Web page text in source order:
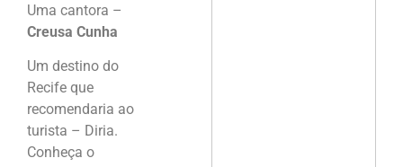
Uma cantora –
Creusa Cunha
Um destino do
Recife que
recomendaria ao
turista – Diria.
Conheça o